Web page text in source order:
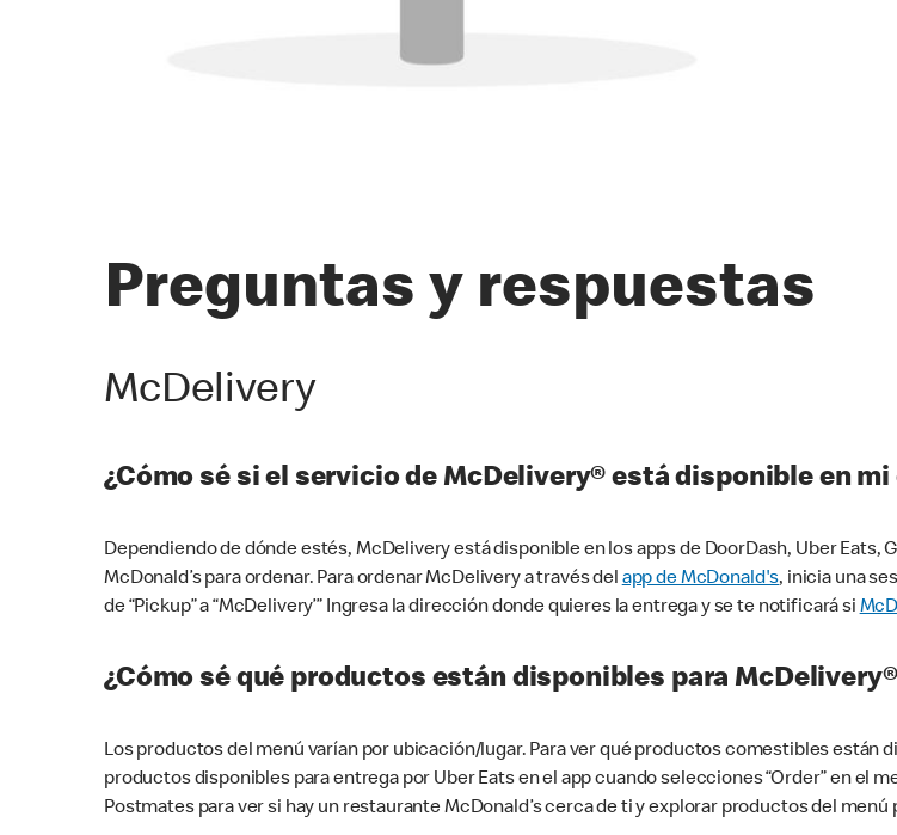
Preguntas y respuestas
McDelivery
¿Cómo sé si el servicio de McDelivery® está disponible en
Dependiendo de dónde estés, McDelivery está disponible en los apps de DoorDash, Uber Eats,
McDonald’s para ordenar. Para ordenar McDelivery a través del app de McDonald's, inicia una
de “Pickup” a “McDelivery’” Ingresa la dirección donde quieres la entrega y se te notificará si
¿Cómo sé qué productos están disponibles para
Los productos del menú varían por ubicación/lugar. Para ver qué productos comestibles están
productos disponibles para entrega por Uber Eats en el app cuando selecciones “Order” en el
Postmates para ver si hay un restaurante McDonald’s cerca de ti y explorar productos del menú